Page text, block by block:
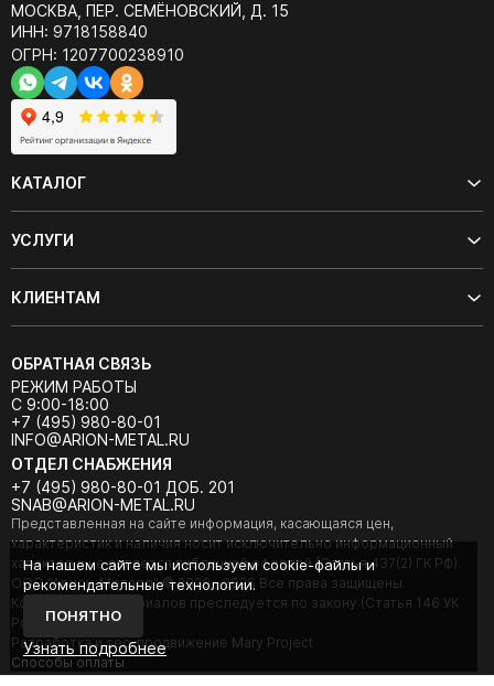
МОСКВА, ПЕР. СЕМЁНОВСКИЙ, Д. 15
ИНН: 9718158840
ОГРН: 1207700238910
КАТАЛОГ
УСЛУГИ
КЛИЕНТАМ
ОБРАТНАЯ СВЯЗЬ
РЕЖИМ РАБОТЫ
С 9:00-18:00
+7 (495) 980-80-01
INFO@ARION-METAL.RU
ОТДЕЛ СНАБЖЕНИЯ
+7 (495) 980-80-01 ДОБ. 201
SNAB@ARION-METAL.RU
Представленная на сайте информация, касающаяся цен,
характеристик и наличия носит исключительно информационный
характер и не является публичной офертой (Статья 437(2) ГК РФ).
ООО "Арион-Металл" © 2020 - 2026 Все права защищены.
Копирование материалов преследуется по закону (Статья 146 УК
РФ).
Разработка и seo-продвижение Mary Project
Cпособы оплаты
На нашем сайте мы используем cookie-файлы и
рекомендательные технологии.
ПОНЯТНО
Узнать подробнее